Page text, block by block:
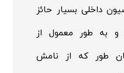
داخلی بسیار حائز
به طور معمول از
طور که از نامش